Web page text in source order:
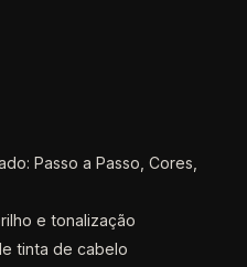
Passo a Passo, Cores,
e tonalização
tinta de cabelo